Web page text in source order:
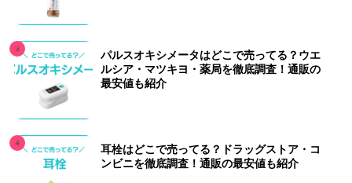
パルスオキシメータはどこで売ってる？ウエ
ルシア・マツキヨ・薬局を徹底調査！通販の
最安値も紹介
耳栓はどこで売ってる？ドラッグストア・コ
ンビニを徹底調査！通販の最安値も紹介